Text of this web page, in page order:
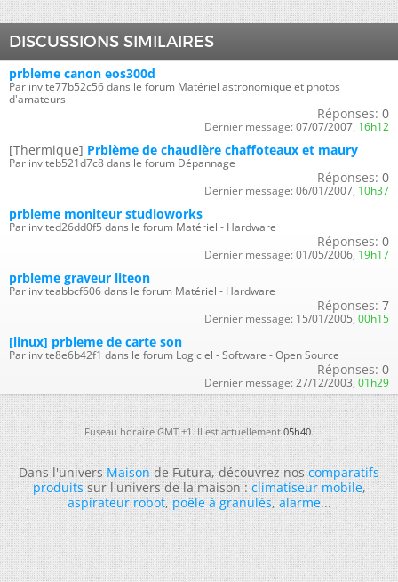
DISCUSSIONS SIMILAIRES
prbleme canon eos300d
Par invite77b52c56 dans le forum Matériel astronomique et photos
d'amateurs
Réponses: 0
Dernier message: 07/07/2007, 16h12
[Thermique] Prblème de chaudière chaffoteaux et maury
Par inviteb521d7c8 dans le forum Dépannage
Réponses: 0
Dernier message: 06/01/2007, 10h37
prbleme moniteur studioworks
Par invited26dd0f5 dans le forum Matériel - Hardware
Réponses: 0
Dernier message: 01/05/2006, 19h17
prbleme graveur liteon
Par inviteabbcf606 dans le forum Matériel - Hardware
Réponses: 7
Dernier message: 15/01/2005, 00h15
[linux] prbleme de carte son
Par invite8e6b42f1 dans le forum Logiciel - Software - Open Source
Réponses: 0
Dernier message: 27/12/2003, 01h29
Fuseau horaire GMT +1. Il est actuellement05h40.
Dans l'universMaisonde Futura, découvrez noscomparatifs
produitssur l'univers de la maison :climatiseur mobile,
aspirateur robot,poêle à granulés,alarme...